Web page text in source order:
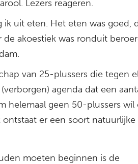
Lezers reageren.
ik uit eten. Het eten was goed,
akoestiek was ronduit
van 25-plussers die tegen
agenda dat een
helemaal geen 50-plussers wíl
er een soort natuurlijke
moeten beginnen is de